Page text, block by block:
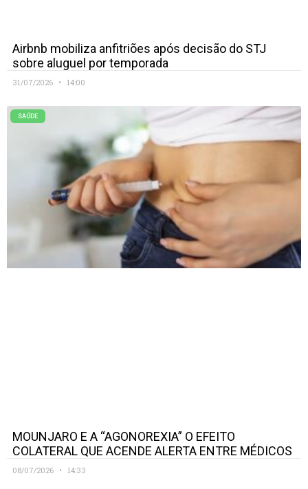
Airbnb mobiliza anfitriões após decisão do STJ
sobre aluguel por temporada
31/07/2026 14:00
SAÚDE
MOUNJARO E A “AGONOREXIA” O EFEITO
COLATERAL QUE ACENDE ALERTA ENTRE MÉDICOS
08/07/2026 14:33